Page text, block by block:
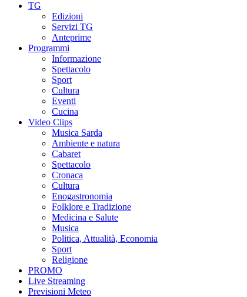
TG
Edizioni
Servizi TG
Anteprime
Programmi
Informazione
Spettacolo
Sport
Cultura
Eventi
Cucina
Video Clips
Musica Sarda
Ambiente e natura
Cabaret
Spettacolo
Cronaca
Cultura
Enogastronomia
Folklore e Tradizione
Medicina e Salute
Musica
Politica, Attualità, Economia
Sport
Religione
PROMO
Live Streaming
Previsioni Meteo